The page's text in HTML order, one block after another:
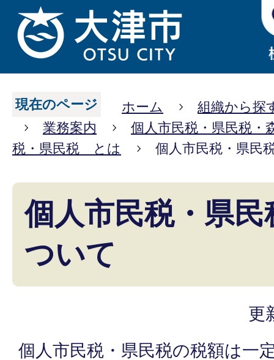
現在のページ ホーム
組織から探
業務案内
個人市民税・県民税・
税・県民税 とは
個人市民税・県
個人市民税・県
ついて
更
個人市民税・県民税の税額は一